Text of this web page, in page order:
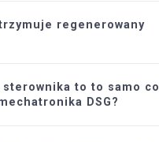
regenerowany
to to samo co
DSG?